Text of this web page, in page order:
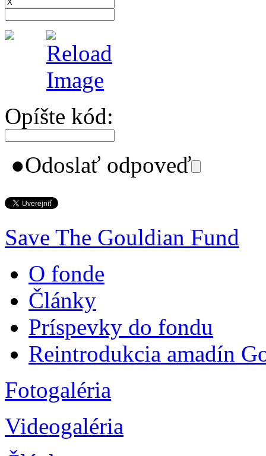
Opíšte kód:
●Odoslať odpoveď
Save The Gouldian Fund
O fonde
Články
Príspevky do fondu
Reintrodukcia amadín
Fotogaléria
Videogaléria